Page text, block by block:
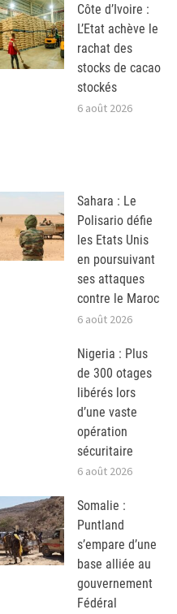
Côte d’Ivoire :
L’Etat achève le
rachat des
stocks de cacao
stockés
6 août 2026
Sahara : Le
Polisario défie
les Etats Unis
en poursuivant
ses attaques
contre le Maroc
6 août 2026
Nigeria : Plus
de 300 otages
libérés lors
d’une vaste
opération
sécuritaire
6 août 2026
Somalie :
Puntland
s’empare d’une
base alliée au
gouvernement
Fédéral